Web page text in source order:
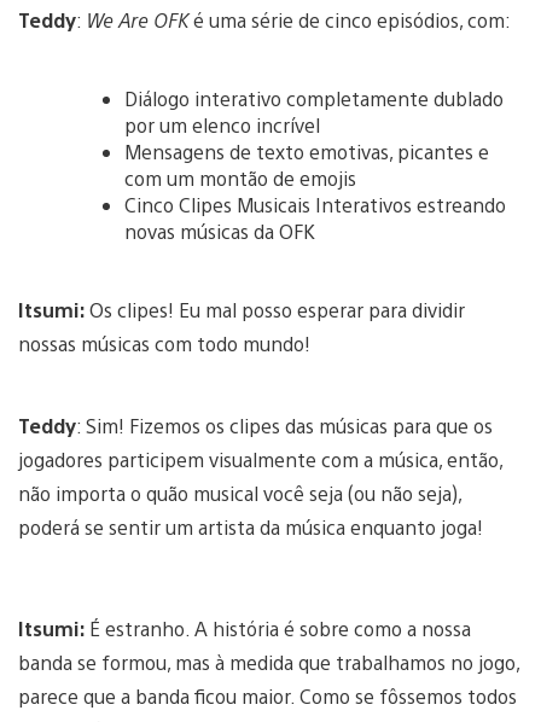
Teddy: We Are OFKé uma série de cinco episódios, com:
Diálogo interativo completamente dublado
por um elenco incrível
Mensagens de texto emotivas, picantes e
com um montão de emojis
Cinco Clipes Musicais Interativos estreando
novas músicas da OFK
Itsumi:Os clipes! Eu mal posso esperar para dividir
nossas músicas com todo mundo!
Teddy: Sim! Fizemos os clipes das músicas para que os
jogadores participem visualmente com a música, então,
não importa o quão musical você seja (ou não seja),
poderá se sentir um artista da música enquanto joga!
Itsumi: É estranho. A história é sobre como a nossa
banda se formou, mas à medida que trabalhamos no jogo,
parece que a banda ficou maior. Como se fôssemos todos